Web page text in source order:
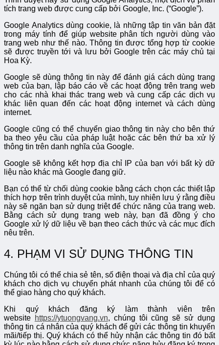
tích trang web được cung cấp bởi Google, Inc. (“Google”).
Google Analytics dùng cookie, là những tập tin văn bản đặt
trong máy tính để giúp website phân tích người dùng vào
trang web như thế nào. Thông tin được tổng hợp từ cookie
sẽ được truyền tới và lưu bởi Google trên các máy chủ tại
Hoa Kỳ.
Google sẽ dùng thông tin này để đánh giá cách dùng trang
web của bạn, lập báo cáo về các hoạt động trên trang web
cho các nhà khai thác trang web và cung cấp các dịch vụ
khác liên quan đến các hoạt động internet và cách dùng
internet.
Google cũng có thể chuyển giao thông tin này cho bên thứ
ba theo yêu cầu của pháp luật hoặc các bên thứ ba xử lý
thông tin trên danh nghĩa của Google.
Google sẽ không kết hợp địa chỉ IP của bạn với bất kỳ dữ
liệu nào khác mà Google đang giữ.
Bạn có thể từ chối dùng cookie bằng cách chọn các thiết lập
thích hợp trên trình duyệt của mình, tuy nhiên lưu ý rằng điều
này sẽ ngăn bạn sử dụng triệt để chức năng của trang web.
Bằng cách sử dụng trang web này, bạn đã đồng ý cho
Google xử lý dữ liệu về bạn theo cách thức và các mục đích
nêu trên.
4. PHẠM VI SỬ DỤNG THÔNG TIN
Chúng tôi có thể chia sẻ tên, số điện thoại và địa chỉ của quý
khách cho dịch vụ chuyển phát nhanh của chúng tôi để có
thể giao hàng cho quý khách.
Khi quý khách đăng ký làm thành viên trên
website https://ytuongvang.vn, chúng tôi cũng sẽ sử dụng
thông tin cá nhân của quý khách để gửi các thông tin khuyến
mãi/tiếp thị. Quý khách có thể hủy nhận các thông tin đó bất